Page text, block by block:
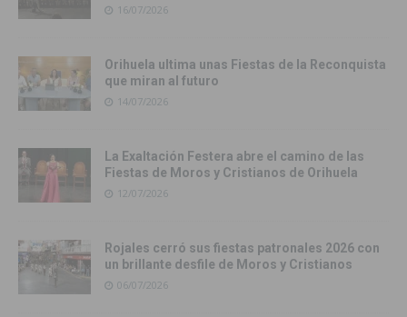
16/07/2026
Orihuela ultima unas Fiestas de la Reconquista
que miran al futuro
14/07/2026
La Exaltación Festera abre el camino de las
Fiestas de Moros y Cristianos de Orihuela
12/07/2026
Rojales cerró sus fiestas patronales 2026 con
un brillante desfile de Moros y Cristianos
06/07/2026